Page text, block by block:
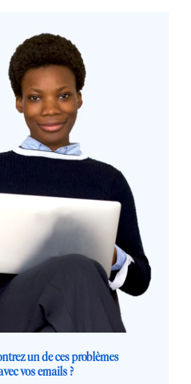
un de ces problèmes
vos emails ?